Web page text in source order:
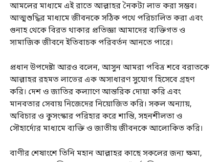
আমলের মাধ্যমে এই রাতে আল্লাহর নৈকট্য লাভ করা সম্ভব।
আত্মশুদ্ধির মাধ্যমে জীবনকে সঠিক পথে পরিচালিত করা এবং
গুনাহ থেকে বিরত থাকার প্রতিজ্ঞা আমাদের ব্যক্তিগত ও
সামাজিক জীবনে ইতিবাচক পরিবর্তন আনতে পারে।
প্রধান উপদেষ্টা আরও বলেন, আসুন আমরা পবিত্র শবে বরাতকে
আল্লাহর রহমত লাভের এক অসাধারণ সুযোগ হিসেবে গ্রহণ
করি। দেশ ও জাতির কল্যাণে আন্তরিক দোয়া করি এবং
মানবতার সেবায় নিজেদের নিয়োজিত করি। সকল অন্যায়,
অবিচার ও কুসংস্কার পরিহার করে শান্তি, সহনশীলতা ও
সৌহার্দ্যের মাধ্যমে ব্যক্তি ও জাতীয় জীবনকে আলোকিত করি।
বাণীর শেষাংশে তিনি মহান আল্লাহর কাছে সকলের জন্য ক্ষমা,